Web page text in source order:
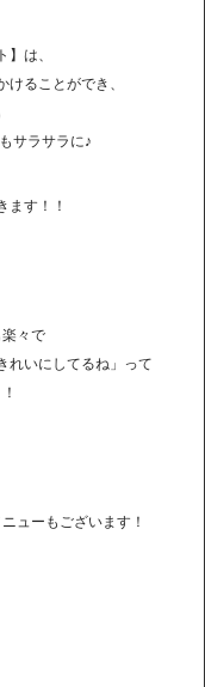
】は、
ることができ、
サラサラに♪
ます！！
々で
れいにしてるね」って
ューもございます！